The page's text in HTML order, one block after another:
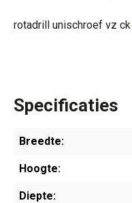
rotadrill unischroef vz
Specificaties
Breedte:
Hoogte:
Diepte: